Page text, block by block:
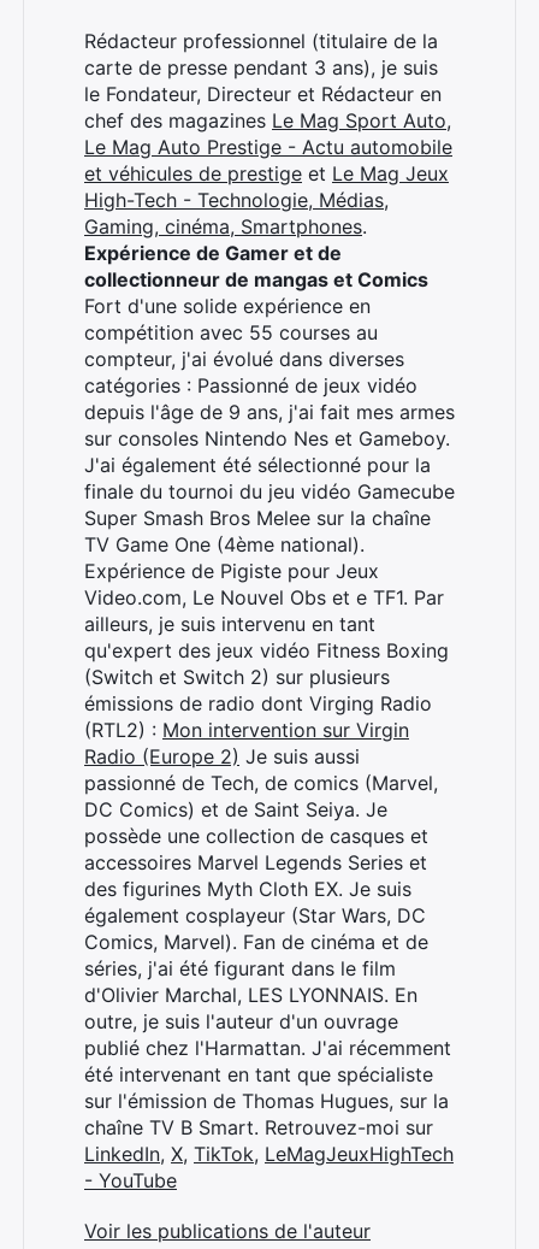
Rédacteur professionnel (titulaire de la
carte de presse pendant 3 ans), je suis
le Fondateur, Directeur et Rédacteur en
chef des magazines Le Mag Sport Auto,
Le Mag Auto Prestige - Actu automobile
et véhicules de prestige et Le Mag Jeux
High-Tech - Technologie, Médias,
Gaming, cinéma, Smartphones.
Expérience de Gamer et de
collectionneur de mangas et Comics
Fort d'une solide expérience en
compétition avec 55 courses au
compteur, j'ai évolué dans diverses
catégories : Passionné de jeux vidéo
depuis l'âge de 9 ans, j'ai fait mes armes
sur consoles Nintendo Nes et Gameboy.
J'ai également été sélectionné pour la
finale du tournoi du jeu vidéo Gamecube
Super Smash Bros Melee sur la chaîne
TV Game One (4ème national).
Expérience de Pigiste pour Jeux
Video.com, Le Nouvel Obs et e TF1. Par
ailleurs, je suis intervenu en tant
qu'expert des jeux vidéo Fitness Boxing
(Switch et Switch 2) sur plusieurs
émissions de radio dont Virging Radio
(RTL2) : Mon intervention sur Virgin
Radio (Europe 2) Je suis aussi
passionné de Tech, de comics (Marvel,
DC Comics) et de Saint Seiya. Je
possède une collection de casques et
accessoires Marvel Legends Series et
des figurines Myth Cloth EX. Je suis
également cosplayeur (Star Wars, DC
Comics, Marvel). Fan de cinéma et de
séries, j'ai été figurant dans le film
d'Olivier Marchal, LES LYONNAIS. En
outre, je suis l'auteur d'un ouvrage
publié chez l'Harmattan. J'ai récemment
été intervenant en tant que spécialiste
sur l'émission de Thomas Hugues, sur la
chaîne TV B Smart. Retrouvez-moi sur
LinkedIn, X, TikTok, LeMagJeuxHighTech
- YouTube
Voir les publications de l'auteur
Rechercher